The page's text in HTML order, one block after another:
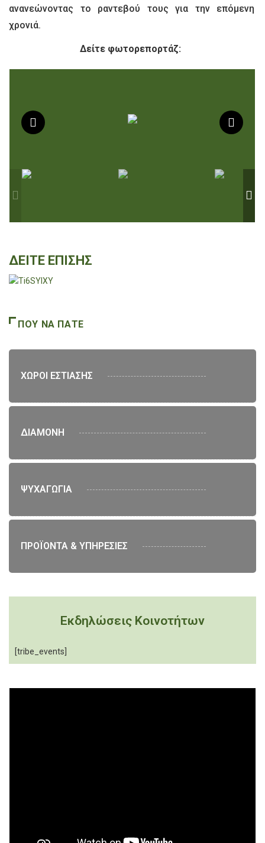
ανανεώνοντας το ραντεβού τους για την επόμενη
χρονιά.
Δείτε φωτορεπορτάζ:
ΔΕΙΤΕ ΕΠΙΣΗΣ
ΠΟΥ ΝΑ ΠΑΤΕ
ΧΩΡΟΙ ΕΣΤΙΑΣΗΣ
ΔΙΑΜΟΝΗ
ΨΥΧΑΓΩΓΙΑ
ΠΡΟΪΟΝΤΑ & ΥΠΗΡΕΣΙΕΣ
Εκδηλώσεις Κοινοτήτων
[tribe_events]